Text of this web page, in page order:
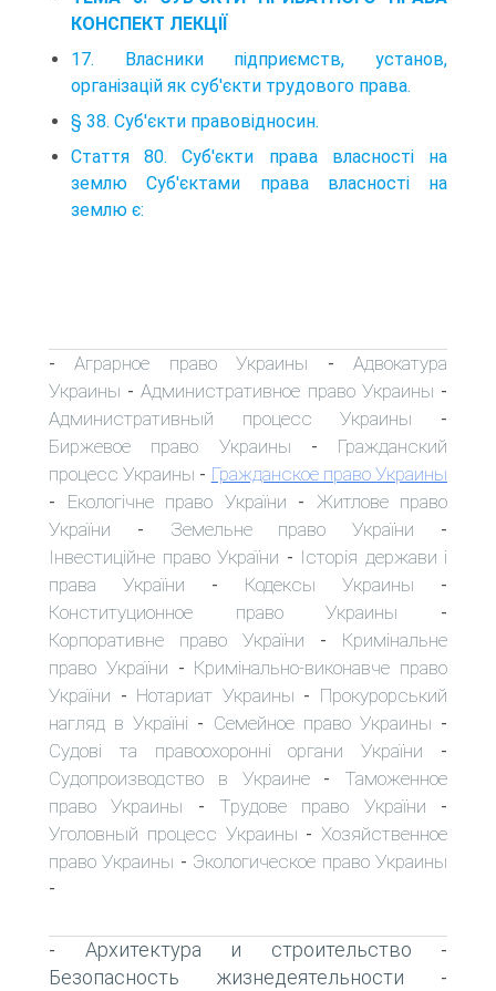
КОНСПЕКТ ЛЕКЦІЇ
17. Власники підприємств, установ,
організацій як суб'єкти трудового права.
§ 38. Суб'єкти правовідносин.
Стаття 80. Суб'єкти права власності на
землю Суб'єктами права власності на
землю є:
-Аграрное право Украины -Адвокатура
Украины -Административное право Украины -
Административный процесс Украины -
Биржевое право Украины - Гражданский
процесс Украины - Гражданское право Украины
- Екологічне право України - Житлове право
України - Земельне право України -
Інвестиційне право України - Історія держави і
права України - Кодексы Украины -
Конституционное право Украины -
Корпоративне право України - Кримінальне
право України - Кримінально-виконавче право
України - Нотариат Украины - Прокурорський
нагляд в Україні - Семейное право Украины -
Судові та правоохоронні органи України -
Судопроизводство в Украине- Таможенное
право Украины - Трудове право України -
Уголовный процесс Украины - Хозяйственное
право Украины - Экологическое право Украины
-
- Архитектура и строительство -
Безопасность жизнедеятельности -